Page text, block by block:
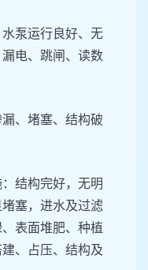
水泵运行良好、无
电、跳闸、读数
漏、堵塞、结构破
结构完好，无明
塞，进水及过滤
表面堆肥、种植
、占压、结构及